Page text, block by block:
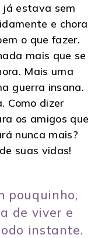
já estava sem
e chora
o que fazer.
mais que se
Mais uma
guerra insana.
Como dizer
os amigos que
nunca mais?
suas vidas!
pouquinho,
de viver e
instante.